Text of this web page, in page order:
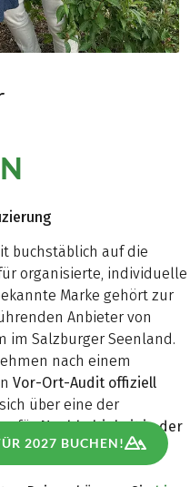
buchstäblich auf die
organisierte, individuelle
Marke gehört zur
Anbieter von
im Salzburger Seenland.
nach einem
Vor-Ort-Audit offiziell
über eine der
fürNachhaltigkeit in der
2027 BUCHEN!